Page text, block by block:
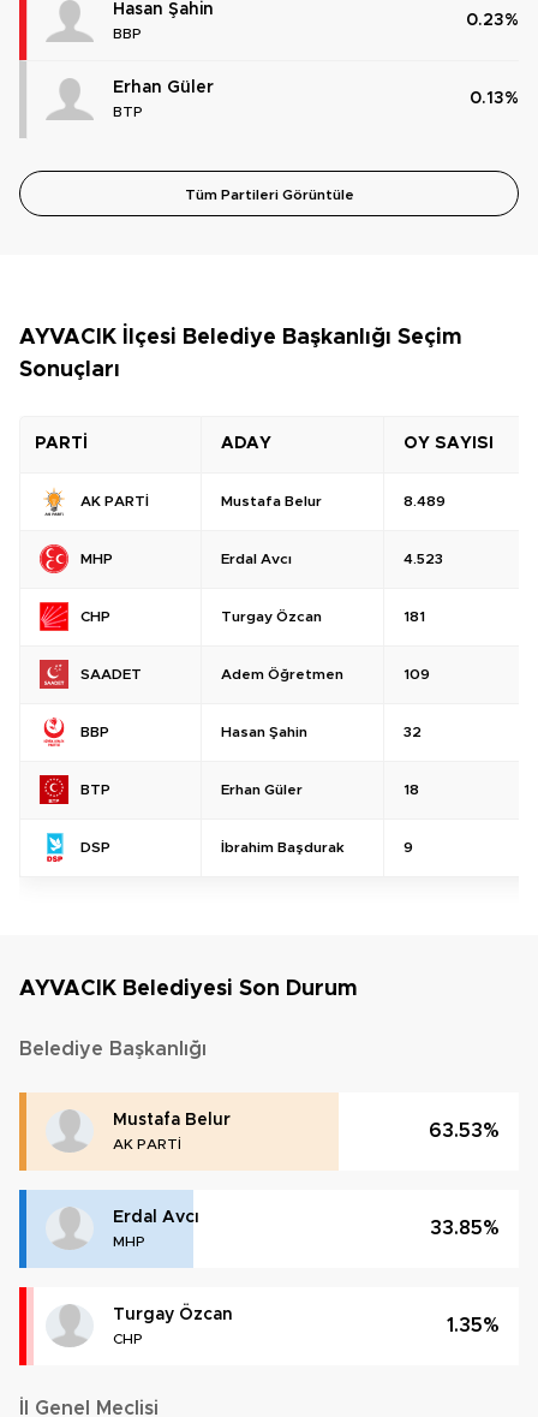
Hasan Şahin
BBP
0.23%
Erhan Güler
BTP
0.13%
Tüm Partileri Görüntüle
AYVACIK İlçesi Belediye Başkanlığı Seçim
Sonuçları
PARTİ ADAY OY SAYISI
AK PARTİ Mustafa Belur 8.489
MHP Erdal Avcı 4.523
CHP Turgay Özcan 181
SAADET Adem Öğretmen 109
BBP Hasan Şahin 32
BTP Erhan Güler 18
DSP İbrahim Başdurak 9
AYVACIK Belediyesi Son Durum
Belediye Başkanlığı
Mustafa Belur
AK PARTİ
63.53%
Erdal Avcı
MHP
33.85%
Turgay Özcan
CHP
1.35%
İl Genel Meclisi